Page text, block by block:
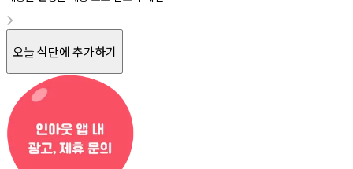
오늘 식단에 추가하기